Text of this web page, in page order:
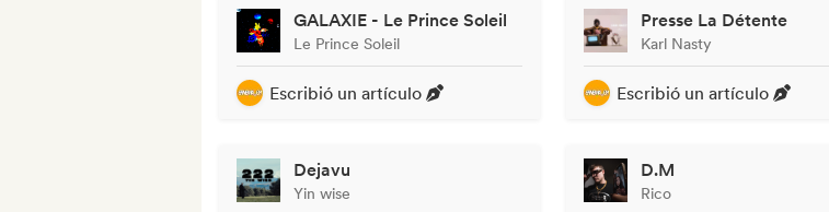
GALAXIE - Le Prince Soleil
Le Prince Soleil
Escribió un artículo
Presse La Détente
Karl Nasty
Escribió un artículo
Dejavu
Yin wise
D.M
Rico